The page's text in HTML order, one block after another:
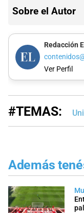
Sobre el Autor
Redacción
Ver Perfil
#TEMAS:
Además